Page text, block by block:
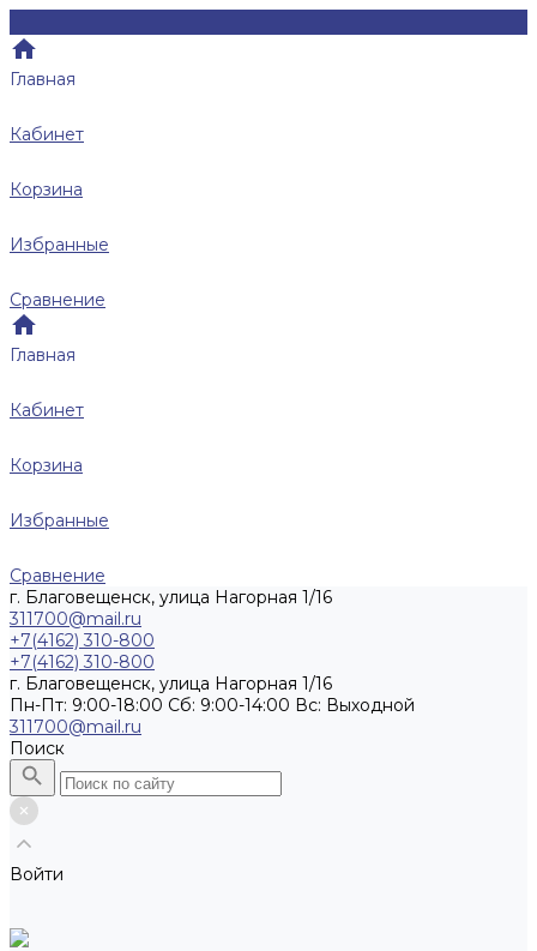
Главная
Кабинет
Корзина
Избранные
Сравнение
Главная
Кабинет
Корзина
Избранные
Сравнение
г. Благовещенск, улица Нагорная 1/16
311700@mail.ru
+7(4162) 310-800
+7(4162) 310-800
г. Благовещенск, улица Нагорная 1/16
Пн-Пт: 9:00-18:00 Cб: 9:00-14:00 Вс: Выходной
311700@mail.ru
Поиск
Войти